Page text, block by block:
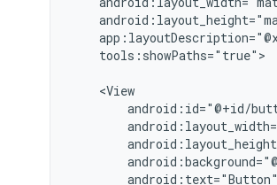
tools:showPaths="true">
android:text="Button"